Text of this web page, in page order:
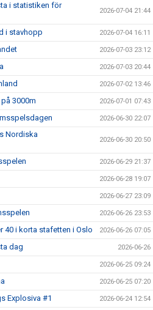
i statistiken för
2026-07-04 21:44
i stavhopp 2026-07-04 16:11
2026-07-03 23:12
2026-07-03 20:44
2026-07-02 13:46
3000m 2026-07-01 07:43
2026-06-30 22:07
Nordiska
2026-06-30 20:50
2026-06-29 21:37
2026-06-28 19:07
2026-06-27 23:09
2026-06-26 23:53
40 i korta stafetten i Oslo 2026-06-26 07:05
dag 2026-06-26
2026-06-25 09:24
2026-06-25 07:20
Explosiva #1 2026-06-24 12:54